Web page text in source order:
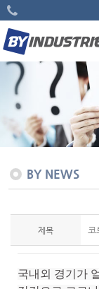
BY NEWS
제목 코
국내외 경기가